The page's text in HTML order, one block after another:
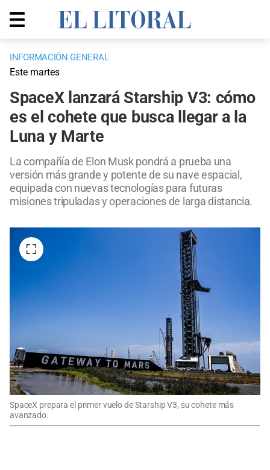
INFORMACIÓN GENERAL
Este martes
SpaceX lanzará Starship V3: cómo
es el cohete que busca llegar a la
Luna y Marte
La compañía de Elon Musk pondrá a prueba una
versión más grande y potente de su nave espacial,
equipada con nuevas tecnologías para futuras
misiones tripuladas y operaciones de larga distancia.
SpaceX prepara el primer vuelo de Starship V3, su cohete más
avanzado.